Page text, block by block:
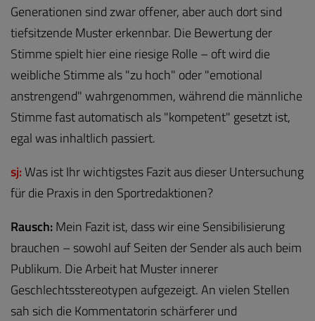
Generationen sind zwar offener, aber auch dort sind
tiefsitzende Muster erkennbar. Die Bewertung der
Stimme spielt hier eine riesige Rolle – oft wird die
weibliche Stimme als "zu hoch" oder "emotional
anstrengend" wahrgenommen, während die männliche
Stimme fast automatisch als "kompetent" gesetzt ist,
egal was inhaltlich passiert.
sj:Was ist Ihr wichtigstes Fazit aus dieser Untersuchung
für die Praxis in den Sportredaktionen?
Rausch:Mein Fazit ist, dass wir eine Sensibilisierung
brauchen – sowohl auf Seiten der Sender als auch beim
Publikum. Die Arbeit hat Muster innerer
Geschlechtsstereotypen aufgezeigt. An vielen Stellen
sah sich die Kommentatorin schärferer und